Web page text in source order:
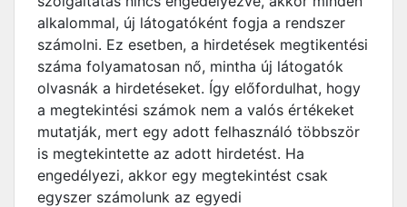
alkalommal, új látogatóként fogja a rendszer
számolni. Ez esetben, a hirdetések megtikentési
száma folyamatosan nő, mintha új látogatók
olvasnák a hirdetéseket. Így előfordulhat, hogy
a megtekintési számok nem a valós értékeket
mutatják, mert egy adott felhasználó többször
is megtekintette az adott hirdetést. Ha
engedélyezi, akkor egy megtekintést csak
egyszer számolunk az egyedi